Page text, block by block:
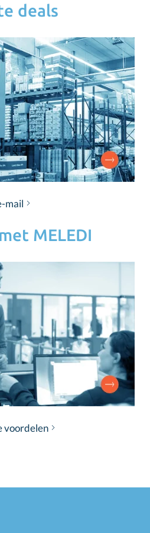
deals
mail
MELEDI
voordelen